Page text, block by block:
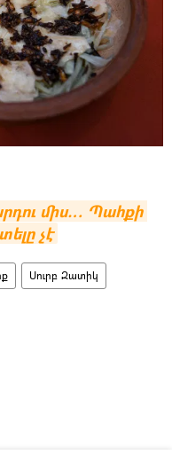
միս… Պահքի
չէ
Սուրբ Զատիկ